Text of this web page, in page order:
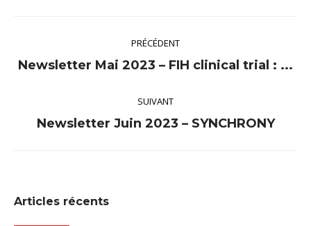
PRÉCÉDENT
Article
:
Newsletter Mai 2023 – FIH clinical trial : ...
SUIVANT
Article
Newsletter Juin 2023 – SYNCHRONY
Articles récents